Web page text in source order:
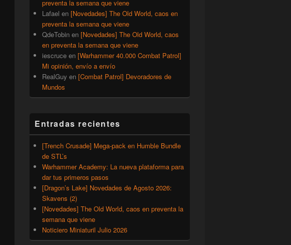
preventa la semana que viene
Lafael en [Novedades] The Old World, caos en
preventa la semana que viene
QdeTobin en [Novedades] The Old World, caos
en preventa la semana que viene
iescruce en [Warhammer 40.000 Combat Patrol]
Mi opinión, envío a envío
RealGuy en [Combat Patrol] Devoradores de
Mundos
Entradas recientes
[Trench Crusade] Mega-pack en Humble Bundle
de STL’s
Warhammer Academy: La nueva plataforma para
dar tus primeros pasos
[Dragon’s Lake] Novedades de Agosto 2026:
Skavens (2)
[Novedades] The Old World, caos en preventa la
semana que viene
Noticiero Miniaturil Julio 2026